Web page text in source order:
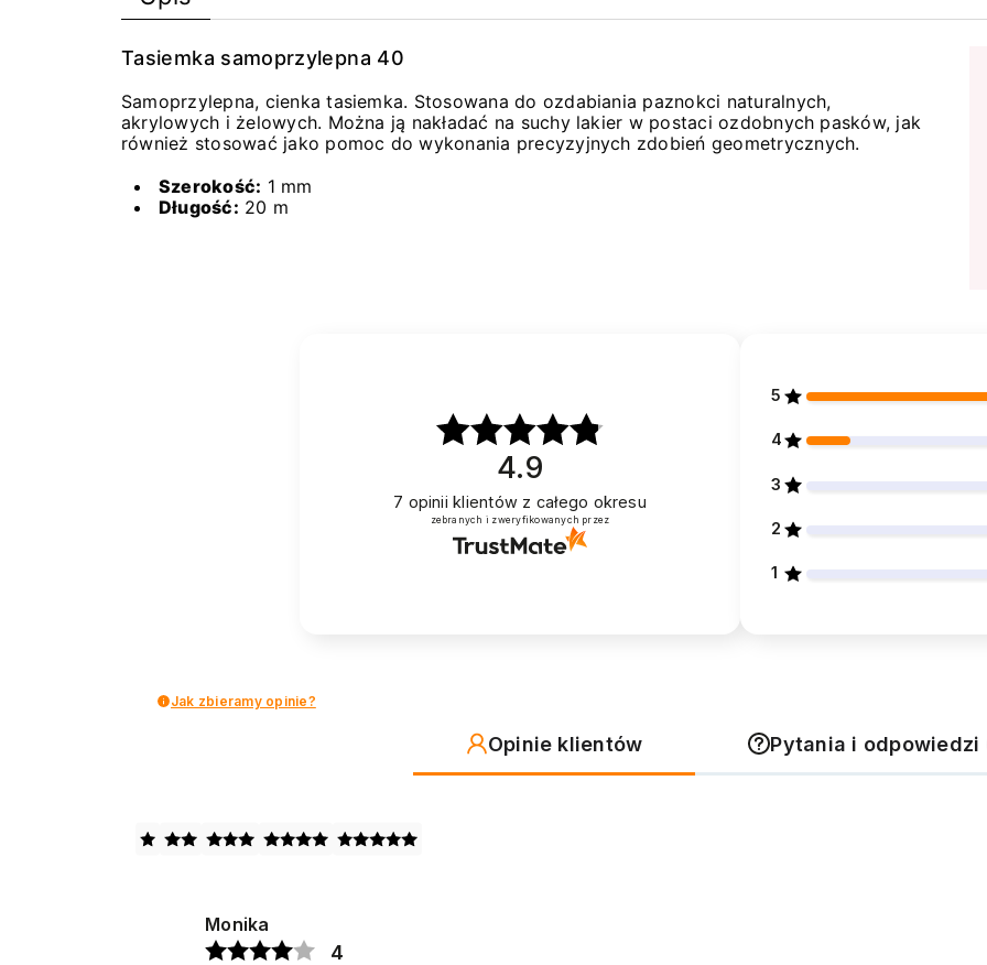
Tasiemka samoprzylepna 40
Samoprzylepna, cienka tasiemka. Stosowana do ozdabiania paznokci naturalnych,
akrylowych i żelowych. Można ją nakładać na suchy lakier w postaci ozdobnych pasków, jak
również stosować jako pomoc do wykonania precyzyjnych zdobień geometrycznych.
Szerokość: 1 mm
Długość: 20 m
4.9
7 opinii klientów z całego okresu
zebranych i zweryfikowanych przez
5
4
3
2
1
Jak zbieramy opinie?
Opinie klientów Pytania i odpowiedzi
Monika
4